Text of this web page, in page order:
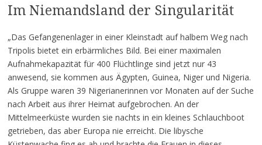
Im Niemandsland der Singularität
„Das Gefangenenlager in einer Kleinstadt auf halbem Weg nach
Tripolis bietet ein erbärmliches Bild. Bei einer maximalen
Aufnahmekapazität für 400 Flüchtlinge sind jetzt nur 43
anwesend, sie kommen aus Ägypten, Guinea, Niger und Nigeria.
Als Gruppe waren 39 Nigerianerinnen vor Monaten auf der Suche
nach Arbeit aus ihrer Heimat aufgebrochen. An der
Mittelmeerküste wurden sie nachts in ein kleines Schlauchboot
getrieben, das aber Europa nie erreicht. Die libysche